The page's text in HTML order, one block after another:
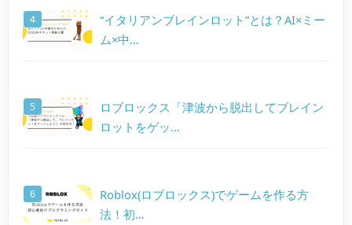
“イタリアンブレインロット”とは？AI×ミー
ム×中…
ロブロックス「津波から脱出してブレイン
ロットをゲッ…
Roblox(ロブロックス)でゲームを作る方
法！初…